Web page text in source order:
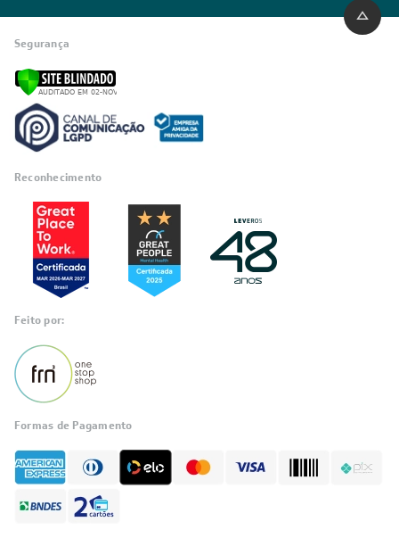
Segurança
Reconhecimento
Feito por:
Formas de Pagamento
Fale com a LIA